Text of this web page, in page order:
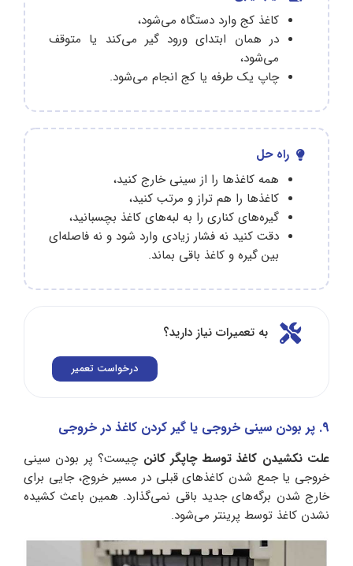
کاغذ کج وارد دستگاه می‌شود،
در همان ابتدای ورود گیر می‌کند یا متوقف
می‌شود،
چاپ یک طرفه یا کج انجام می‌شود.
راه حل
همه کاغذها را از سینی خارج کنید،
کاغذها را هم تراز و مرتب کنید،
گیره‌های کناری را به لبه‌های کاغذ بچسبانید،
دقت کنید نه فشار زیادی وارد شود و نه فاصله‌ای
بین گیره و کاغذ باقی بماند.
به تعمیرات نیاز دارید؟
درخواست تعمیر
9. پر بودن سینی خروجی یا گیر کردن کاغذ در خروجی
علت نکشیدن کاغذ توسط چاپگر کانن چیست؟ پر بودن سینی
خروجی یا جمع شدن کاغذهای قبلی در مسیر خروج، جایی برای
خارج شدن برگه‌های جدید باقی نمی‌گذارد. همین باعث کشیده
نشدن کاغذ توسط پرینتر می‌شود.